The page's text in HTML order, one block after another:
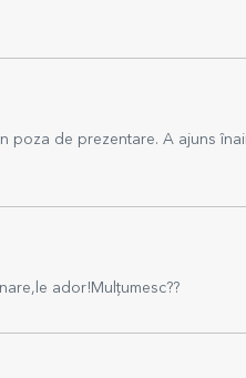
poza de prezentare. A ajuns
ador!Mulțumesc??